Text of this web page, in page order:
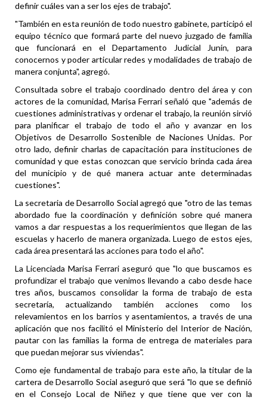
definir cuáles van a ser los ejes de trabajo".
"También en esta reunión de todo nuestro gabinete, participó el
equipo técnico que formará parte del nuevo juzgado de familia
que funcionará en el Departamento Judicial Junín, para
conocernos y poder articular redes y modalidades de trabajo de
manera conjunta", agregó.
Consultada sobre el trabajo coordinado dentro del área y con
actores de la comunidad, Marisa Ferrari señaló que "además de
cuestiones administrativas y ordenar el trabajo, la reunión sirvió
para planificar el trabajo de todo el año y avanzar en los
Objetivos de Desarrollo Sostenible de Naciones Unidas. Por
otro lado, definir charlas de capacitación para instituciones de
comunidad y que estas conozcan que servicio brinda cada área
del municipio y de qué manera actuar ante determinadas
cuestiones".
La secretaria de Desarrollo Social agregó que "otro de las temas
abordado fue la coordinación y definición sobre qué manera
vamos a dar respuestas a los requerimientos que llegan de las
escuelas y hacerlo de manera organizada. Luego de estos ejes,
cada área presentará las acciones para todo el año".
La Licenciada Marisa Ferrari aseguró que "lo que buscamos es
profundizar el trabajo que venimos llevando a cabo desde hace
tres años, buscamos consolidar la forma de trabajo de esta
secretaría, actualizando también acciones como los
relevamientos en los barrios y asentamientos, a través de una
aplicación que nos facilitó el Ministerio del Interior de Nación,
pautar con las familias la forma de entrega de materiales para
que puedan mejorar sus viviendas".
Como eje fundamental de trabajo para este año, la titular de la
cartera de Desarrollo Social aseguró que será "lo que se definió
en el Consejo Local de Niñez y que tiene que ver con la